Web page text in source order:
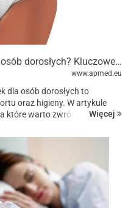
Jak wybrać pieluchomajtki dla osób dorosłych? Kluczowe czynniki i porady
www.apmed.eu
dla osób dorosłych to
oraz higieny. W artykule
które warto zwrócić uwagę
Więcej